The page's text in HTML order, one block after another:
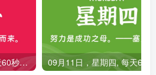
06月29日，星期一, 每天60秒读懂全世界！